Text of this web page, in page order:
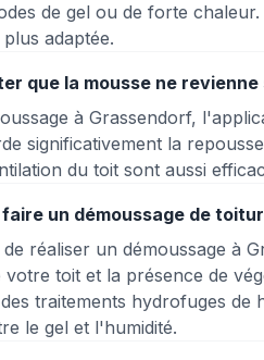
de gel ou de forte
adaptée.
que la mousse ne
à Grassendorf,
significativement la
du toit sont aussi
un démoussage de
réaliser un démoussage à
votre toit et la présence de
traitements hydrofuges de
le gel et l'humidité.